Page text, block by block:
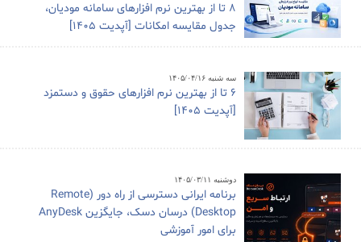
8 تا از بهترین نرم افزارهای سامانه مودیان،
جدول مقایسه امکانات [آپدیت 1405]
سه شنبه ۱۴۰۵/۰۴/۱۶
6 تا از بهترین نرم افزارهای حقوق و دستمزد
[آپدیت 1405]
دوشنبه ۱۴۰۵/۰۳/۱۱
برنامه ایرانی دسترسی از راه دور (Remote
Desktop) درسان دسک، جایگزین AnyDesk
برای امور آموزشی